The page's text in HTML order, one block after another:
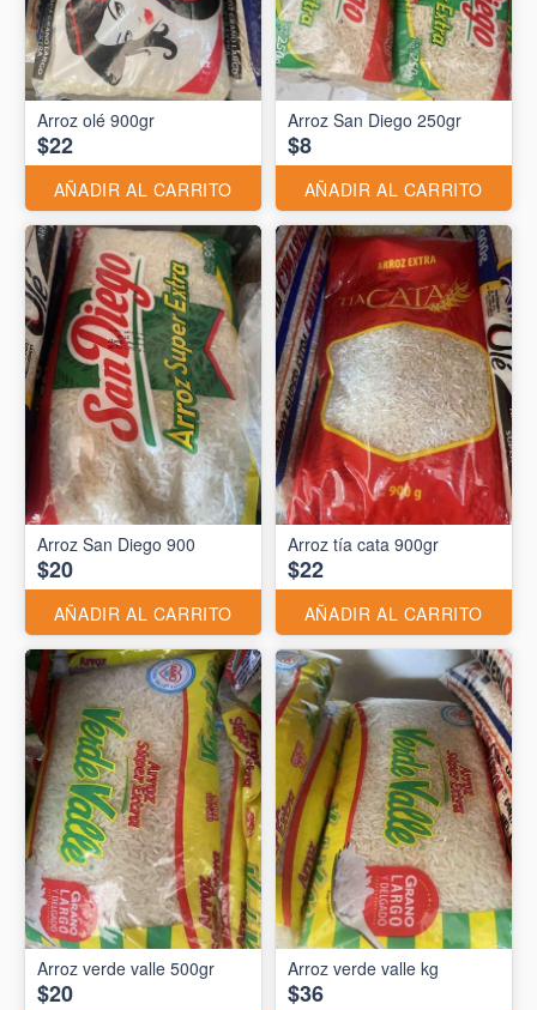
Arroz olé 900gr
$22
AÑADIR AL CARRITO
Arroz San Diego 250gr
$8
AÑADIR AL CARRITO
Arroz San Diego 900
$20
AÑADIR AL CARRITO
Arroz tía cata 900gr
$22
AÑADIR AL CARRITO
Arroz verde valle 500gr
$20
Arroz verde valle kg
$36